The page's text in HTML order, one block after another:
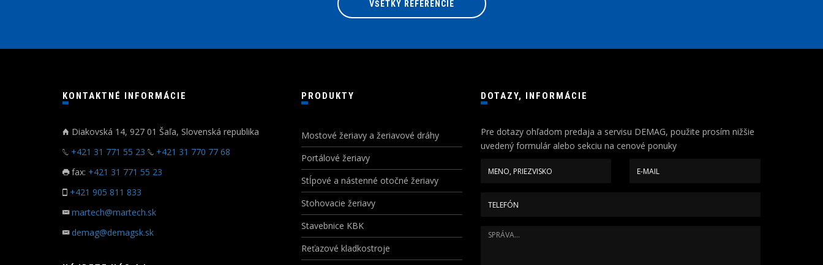
VŠETKY REFERENCIE
KONTAKTNÉ INFORMÁCIE
Diakovská 14, 927 01 Šaľa, Slovenská republika
+421 31 771 55 23
+421 31 770 77 68
fax: +421 31 771 55 23
+421 905 811 833
martech@martech.sk
demag@demagsk.sk
PRODUKTY
Mostové žeriavy a žeriavové dráhy
Portálové žeriavy
Stĺpové a nástenné otočné žeriavy
Stohovacie žeriavy
Stavebnice KBK
Reťazové kladkostroje
DOTAZY, INFORMÁCIE
Pre dotazy ohľadom predaja a servisu DEMAG, použite prosím nižšie
uvedený formulár alebo sekciu na cenové ponuky